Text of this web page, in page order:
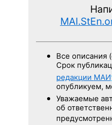
Все описания
Срок
редакции МАИ
опубликуем,
Уважаемые
об